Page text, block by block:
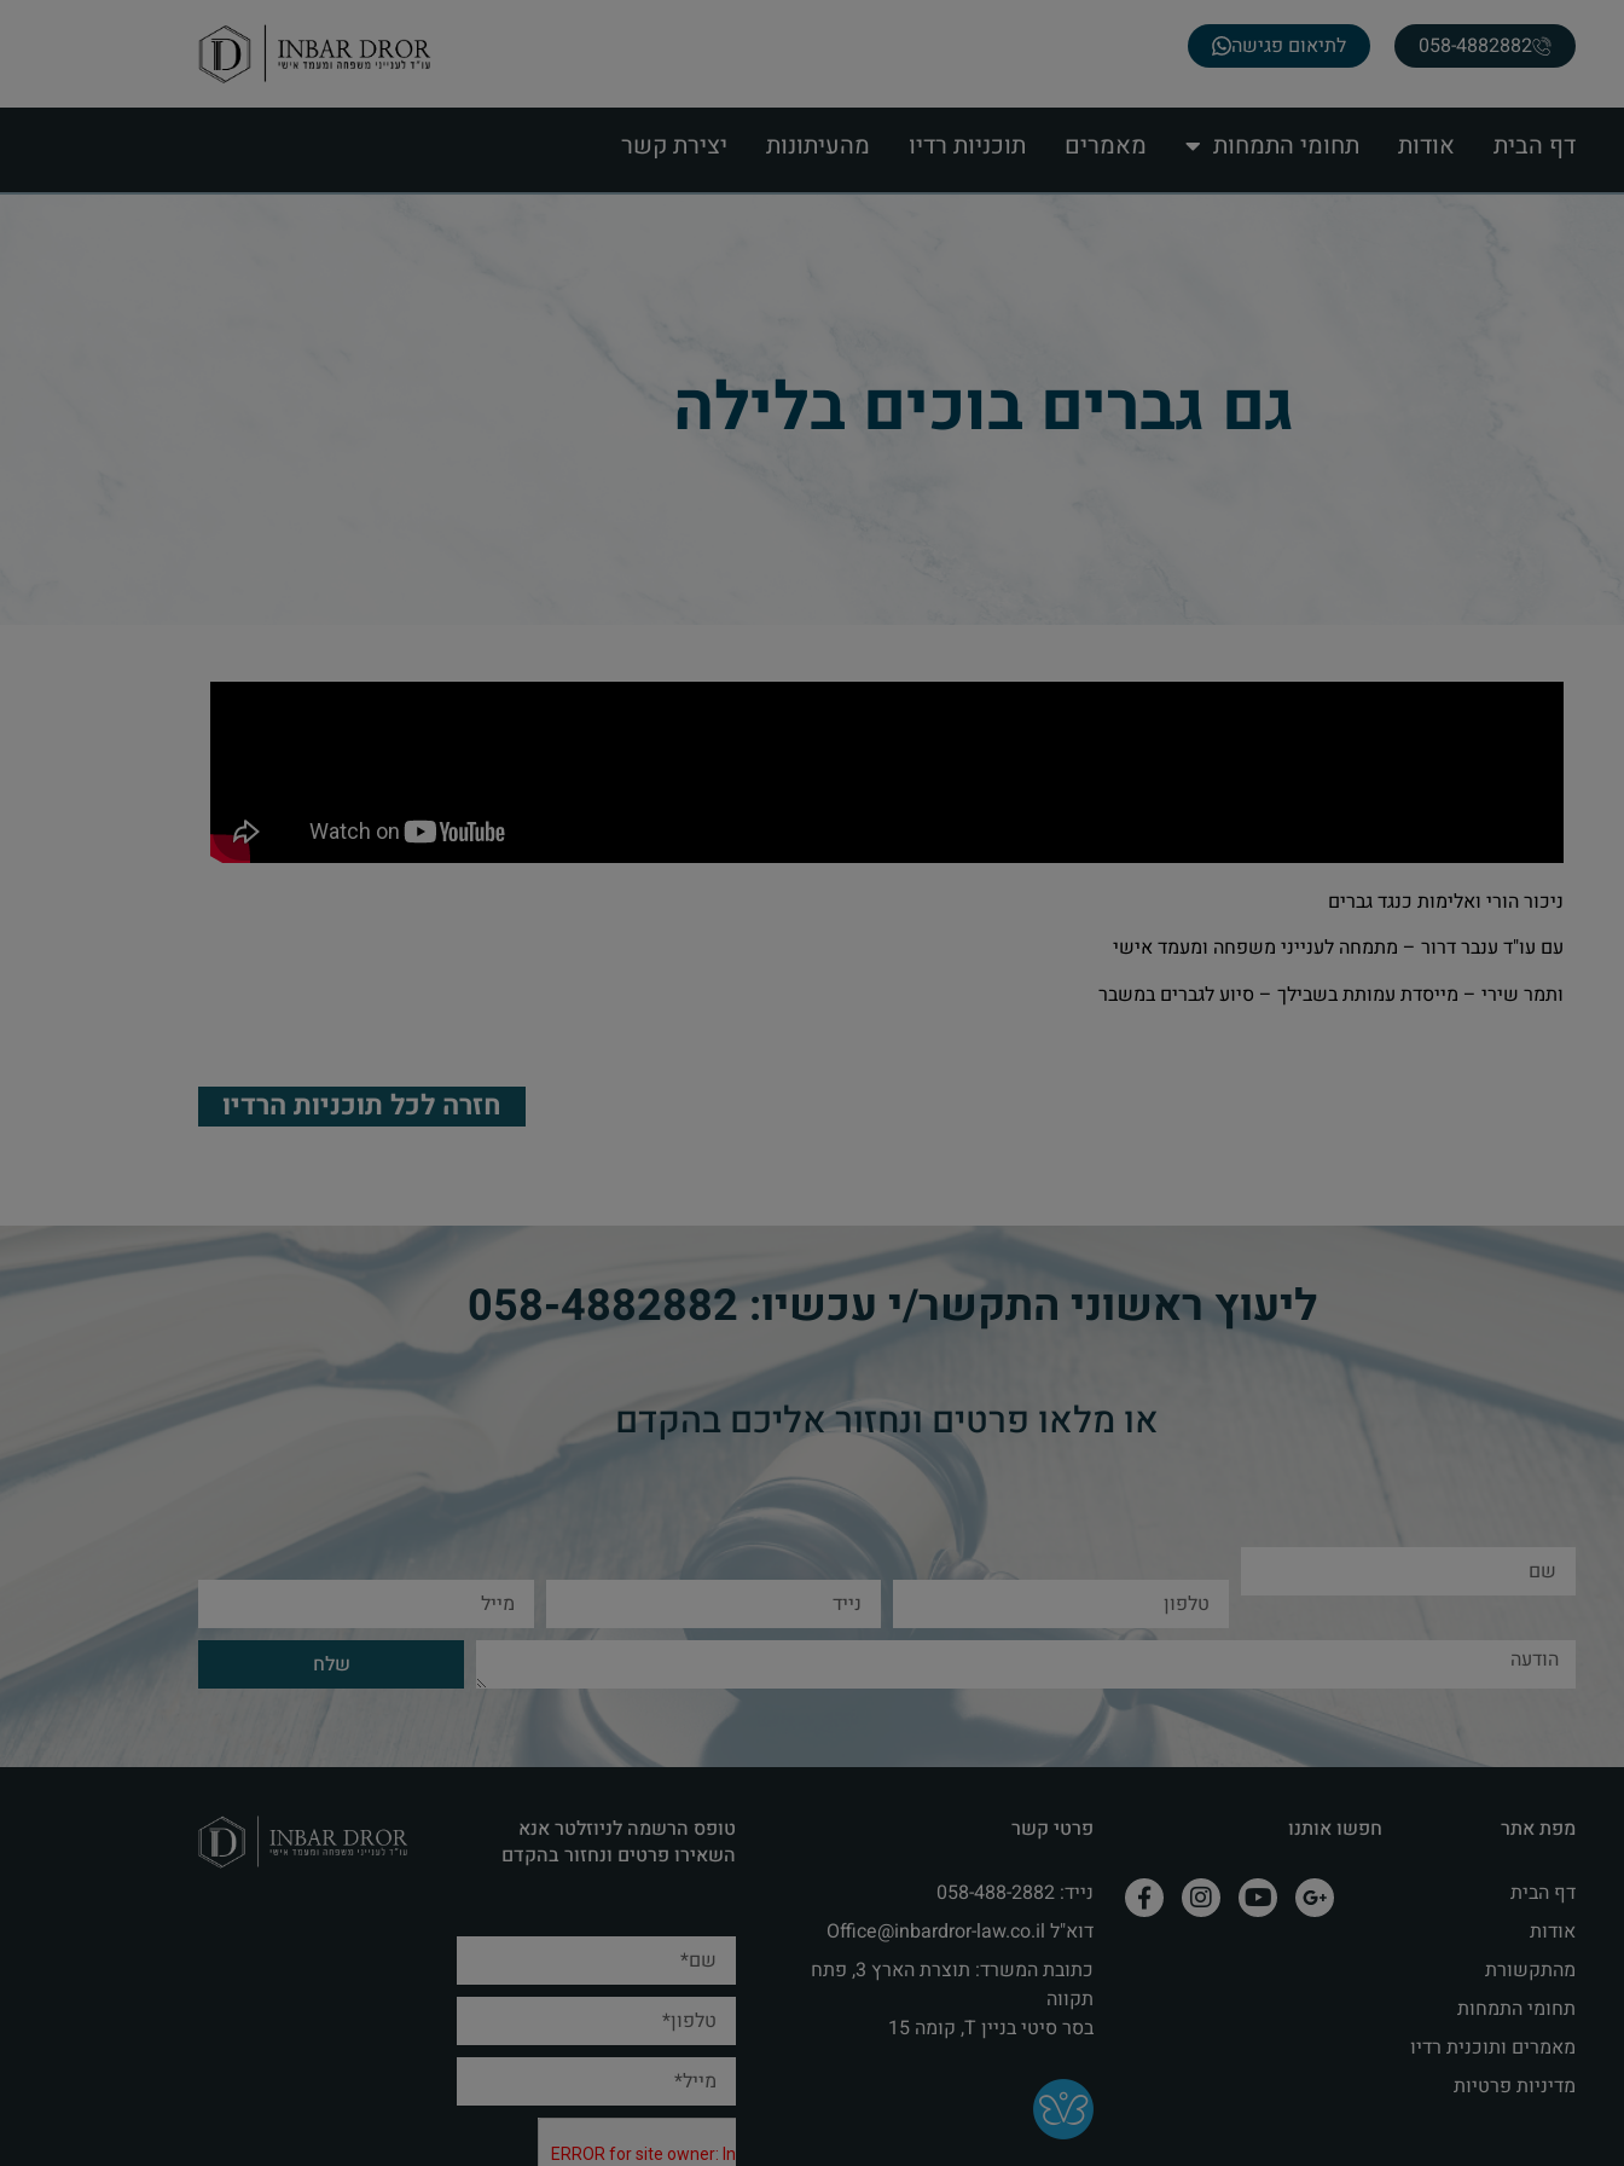
058-4882882 לתיאום פגישה
דף הבית אודות תחומי התמחות מאמרים תוכניות רדיו מהעיתונות יצירת קשר
גם גברים בוכים בלילה
ניכור הורי ואלימות כנגד גברים
עם עו"ד ענבר דרור – מתמחה לענייני משפחה ומעמד אישי
ותמר שירי – מייסדת עמותת בשבילך – סיוע לגברים במשבר
חזרה לכל תוכניות הרדיו
ליעוץ ראשוני התקשר/י עכשיו:058-4882882
או מלאו פרטים ונחזור אליכם בהקדם
שלח
מפת אתר
דף הבית
אודות
מהתקשורת
תחומי התמחות
מאמרים ותוכנית רדיו
מדיניות פרטיות
חפשו אותנו פרטי קשר
נייד: 058-488-2882
דוא"ל Office@inbardror-law.co.il‏
כתובת המשרד: תוצרת הארץ 3, פתח
תקווה
בסר סיטי בניין T, קומה 15
טופס הרשמה לניוזלטר אנא
השאירו פרטים ונחזור בהקדם